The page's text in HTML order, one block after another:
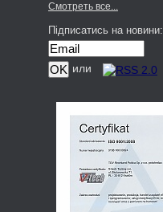
Смотреть все...
Підписатись на новини:
или